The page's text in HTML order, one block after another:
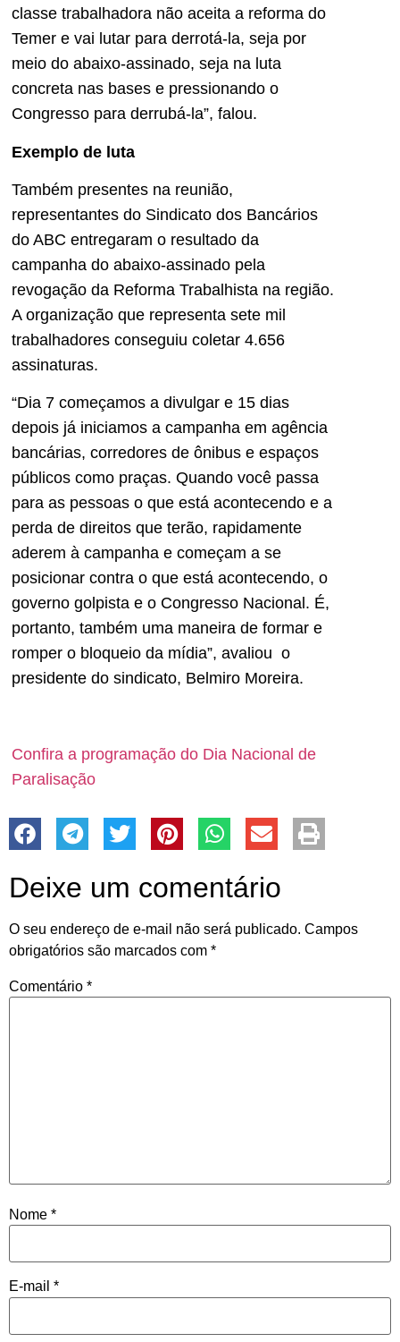
classe trabalhadora não aceita a reforma do
Temer e vai lutar para derrotá-la, seja por
meio do abaixo-assinado, seja na luta
concreta nas bases e pressionando o
Congresso para derrubá-la”, falou.
Exemplo de luta
Também presentes na reunião,
representantes do Sindicato dos Bancários
do ABC entregaram o resultado da
campanha do abaixo-assinado pela
revogação da Reforma Trabalhista na região.
A organização que representa sete mil
trabalhadores conseguiu coletar 4.656
assinaturas.
“Dia 7 começamos a divulgar e 15 dias
depois já iniciamos a campanha em agência
bancárias, corredores de ônibus e espaços
públicos como praças. Quando você passa
para as pessoas o que está acontecendo e a
perda de direitos que terão, rapidamente
aderem à campanha e começam a se
posicionar contra o que está acontecendo, o
governo golpista e o Congresso Nacional. É,
portanto, também uma maneira de formar e
romper o bloqueio da mídia”, avaliou o
presidente do sindicato, Belmiro Moreira.
Confira a programação do Dia Nacional de
Paralisação
Deixe um comentário
O seu endereço de e-mail não será publicado. Campos
obrigatórios são marcados com *
Comentário *
Nome *
E-mail *